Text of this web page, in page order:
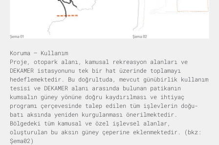
Koruma – Kullanım
Proje, otopark alanı, kamusal rekreasyon alanları ve
DEKAMER istasyonunu tek bir hat üzerinde toplamayı
hedeflemektedir. Bu doğrultuda, mevcut günübirlik kullanım
tesisi ve DEKAMER alanı arasında bulunan patikanın
kumsalın güney yönüne doğru kaydırılması ve ihtiyaç
programı çerçevesinde talep edilen tüm işlevlerin doğu-
batı aksında yeniden kurgulanması önerilmektedir.
Bölgedeki tüm kamusal ve özel işlevsel alanlar,
oluşturulan bu aksın güney çeperine eklenmektedir. (bkz:
Şema02)